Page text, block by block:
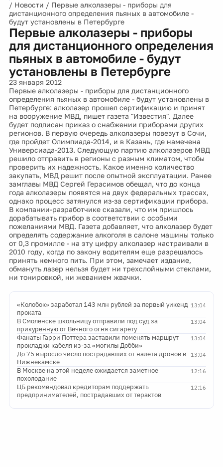
/ Новости / Первые алколазеры - приборы для
дистанционного определения пьяных в автомобиле -
будут установлены в Петербурге
Первые алколазеры - приборы
для дистанционного определения
пьяных в автомобиле - будут
установлены в Петербурге
23 января 2012
Первые алколазеры - приборы для дистанционного
определения пьяных в автомобиле - будут установлены в
Петербурге: алколазер прошел сертификацию и принят
на вооружение МВД, пишет газета "Известия". Далее
будет подписан приказ о снабжении приборами других
регионов. В первую очередь алколазеры повезут в Сочи,
где пройдет Олимпиада-2014, и в Казань, где намечена
Универсиада-2013. Следующую партию алколазеров МВД
решило отправить в регионы с разным климатом, чтобы
проверить их надежность. Какое именно количество
закупать, МВД решит после опытной эксплуатации. Ранее
замглавы МВД Сергей Герасимов обещал, что до конца
года алколазеры появятся на двух федеральных трассах,
однако процесс затянулся из-за сертификации прибора.
В компании-разработчике сказали, что им пришлось
дорабатывать прибор в соответствии с особыми
пожеланиями МВД. Газета добавляет, что алколазер будет
определять содержание алкоголя в салоне машины только
от 0,3 промилле - на эту цифру алколазер настраивали в
2010 году, когда по закону водителям еще разрешалось
принять немного пить. При этом, замечает издание,
обмануть лазер нельзя будет ни трехслойными стеклами,
ни тонировкой, ни жеванием жвачки.
13:04
«Колобок» заработал 143 млн рублей за первый уикенд
проката
13:04
В Смоленске школьницу отправили под суд за
прикуренную от Вечного огня сигарету
13:04
Фанаты Гарри Поттера заставили поменять маршрут
прокладки кабеля из-за «могилы Добби»
13:04
До 75 выросло число пострадавших от налета дронов в
Нижнекамске
12:16
В Москве на этой неделе ожидается заметное
похолодание
12:16
ЦБ рекомендовал кредиторам поддержать
предпринимателей, пострадавших от терактов